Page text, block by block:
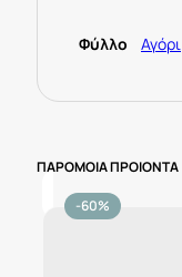
Φύλλο Αγόρι
ΠΑΡΟΜΟΙΑ ΠΡΟΙΟΝΤΑ
-60%